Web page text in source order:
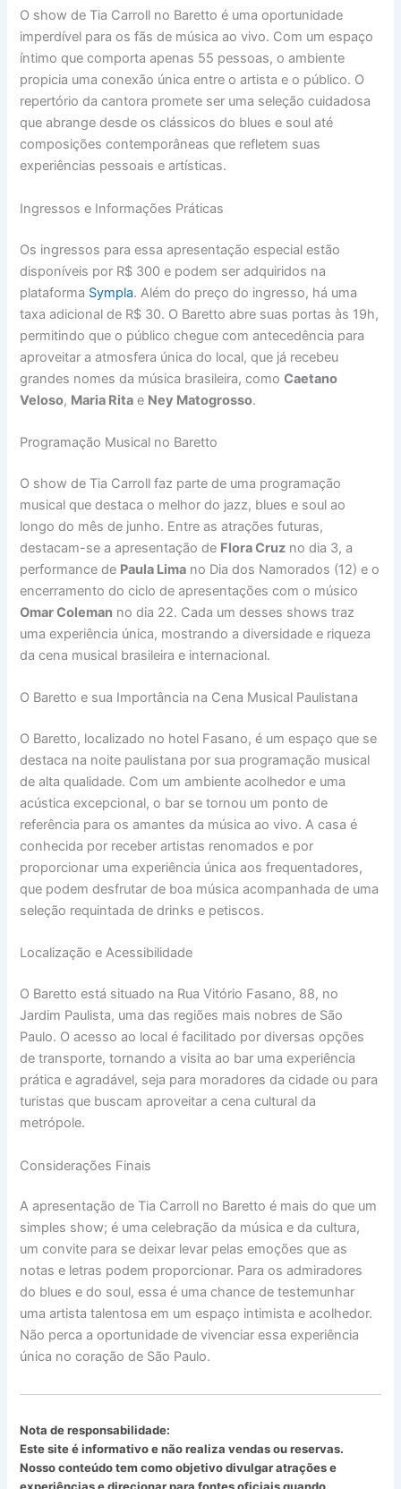
O show de Tia Carroll no Baretto é uma oportunidade
imperdível para os fãs de música ao vivo. Com um espaço
íntimo que comporta apenas 55 pessoas, o ambiente
propicia uma conexão única entre o artista e o público. O
repertório da cantora promete ser uma seleção cuidadosa
que abrange desde os clássicos do blues e soul até
composições contemporâneas que refletem suas
experiências pessoais e artísticas.
Ingressos e Informações Práticas
Os ingressos para essa apresentação especial estão
disponíveis por R$ 300 e podem ser adquiridos na
plataforma Sympla. Além do preço do ingresso, há uma
taxa adicional de R$ 30. O Baretto abre suas portas às 19h,
permitindo que o público chegue com antecedência para
aproveitar a atmosfera única do local, que já recebeu
grandes nomes da música brasileira, comoCaetano
Veloso, Maria Rita e Ney Matogrosso.
Programação Musical no Baretto
O show de Tia Carroll faz parte de uma programação
musical que destaca o melhor do jazz, blues e soul ao
longo do mês de junho. Entre as atrações futuras,
destacam-se a apresentação de Flora Cruz no dia 3, a
performance de Paula Lima no Dia dos Namorados (12) e o
encerramento do ciclo de apresentações com o músico
Omar Coleman no dia 22. Cada um desses shows traz
uma experiência única, mostrando a diversidade e riqueza
da cena musical brasileira e internacional.
O Baretto e sua Importância na Cena Musical Paulistana
O Baretto, localizado no hotel Fasano, é um espaço que se
destaca na noite paulistana por sua programação musical
de alta qualidade. Com um ambiente acolhedor e uma
acústica excepcional, o bar se tornou um ponto de
referência para os amantes da música ao vivo. A casa é
conhecida por receber artistas renomados e por
proporcionar uma experiência única aos frequentadores,
que podem desfrutar de boa música acompanhada de uma
seleção requintada de drinks e petiscos.
Localização e Acessibilidade
O Baretto está situado na Rua Vitório Fasano, 88, no
Jardim Paulista, uma das regiões mais nobres de São
Paulo. O acesso ao local é facilitado por diversas opções
de transporte, tornando a visita ao bar uma experiência
prática e agradável, seja para moradores da cidade ou para
turistas que buscam aproveitar a cena cultural da
metrópole.
Considerações Finais
A apresentação de Tia Carroll no Baretto é mais do que um
simples show; é uma celebração da música e da cultura,
um convite para se deixar levar pelas emoções que as
notas e letras podem proporcionar. Para os admiradores
do blues e do soul, essa é uma chance de testemunhar
uma artista talentosa em um espaço intimista e acolhedor.
Não perca a oportunidade de vivenciar essa experiência
única no coração de São Paulo.
Nota de responsabilidade:
Este site é informativo e não realiza vendas ou reservas.
Nosso conteúdo tem como objetivo divulgar atrações e
experiências e direcionar para fontes oficiais quando